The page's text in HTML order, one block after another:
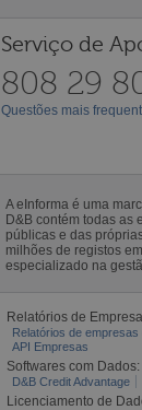
Serviço de
808 29
Questões mais
A eInforma é uma
D&B contém todas as
públicas e das
milhões de registos
especializado na
Relatórios de
Relatórios de empresas
API Empresas
Softwares com Dados:
D&B Credit Advantage
Licenciamento de